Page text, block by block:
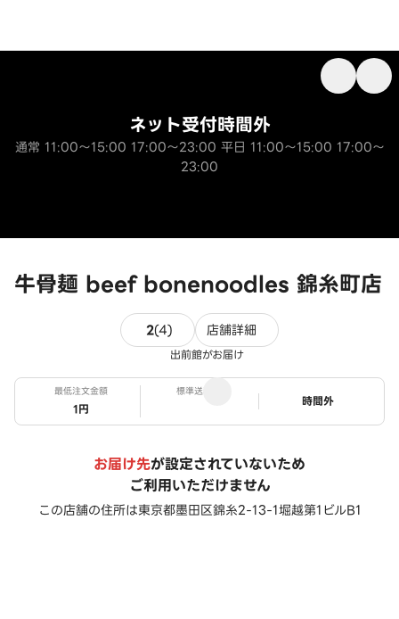
牛骨麺 beef bonenoodles 錦糸町店
ネット受付時間外
通常 11:00～15:00 17:00～23:00 平日 11:00～15:00 17:00～
23:00
2(4) 4件のレビュー
店舗詳細
出前館がお届け
最低注文金額
1円
標準送料
ステータス
時間外
お届け先が設定されていないため
ご利用いただけません
この店舗の住所は東京都墨田区錦糸2-13-1堀越第1ビルB1